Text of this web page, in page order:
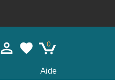
0
Aide